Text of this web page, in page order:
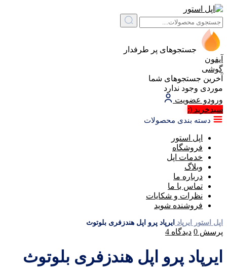
جستجوهای پر طرفدار
آیفون
گوشی
آخرین جستجوهای شما
موردی وجود ندارد
ورودو عضویت
سبد‌خرید (:
دسته بندی محصولات
اپل استور
فروشگاه
خدمات اپل
وبلاگ
درباره ما
تماس با ما
نظرات و شکایات
فروشنده شوید
اپل استور ایرپاد ایرپاد پرو اپل هندزفری بلوتوث
پرسش 0 دیدگاه 4
ایرپاد پرو اپل هندزفری بلوتوث